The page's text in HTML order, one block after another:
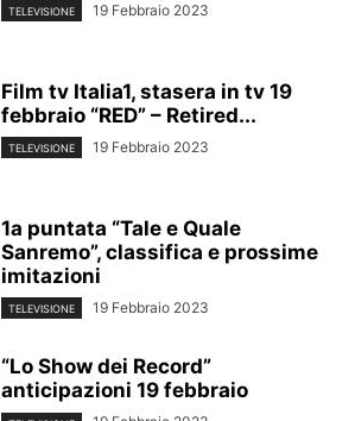
TELEVISIONE 19 Febbraio 2023
Film tv Italia1, stasera in tv 19
febbraio “RED” – Retired...
TELEVISIONE 19 Febbraio 2023
1a puntata “Tale e Quale
Sanremo”, classifica e prossime
imitazioni
TELEVISIONE 19 Febbraio 2023
“Lo Show dei Record”
anticipazioni 19 febbraio